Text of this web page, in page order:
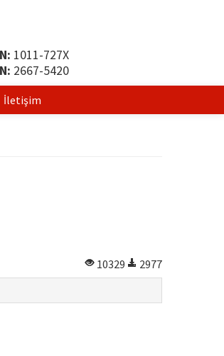
1011-727X
2667-5420
İletişim
10329
2977